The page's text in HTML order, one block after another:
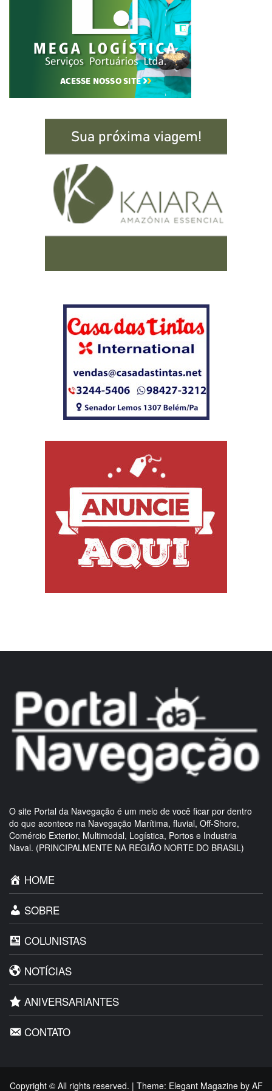
O site Portal da Navegação é um meio de você ficar por dentro
do que acontece na Navegação Marítima, fluvial, Off-Shore,
Comércio Exterior, Multimodal, Logística, Portos e Industria
Naval. (PRINCIPALMENTE NA REGIÃO NORTE DO BRASIL)
HOME
SOBRE
COLUNISTAS
NOTÍCIAS
ANIVERSARIANTES
CONTATO
Copyright © All rights reserved. | Theme: Elegant Magazineby AF